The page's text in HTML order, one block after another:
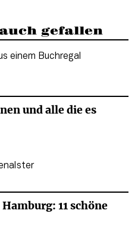
gefallen
und alle die es
11 schöne